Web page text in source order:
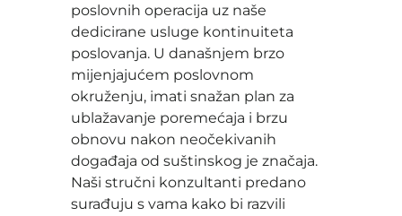
poslovnih operacija uz naše
dedicirane usluge kontinuiteta
poslovanja. U današnjem brzo
mijenjajućem poslovnom
okruženju, imati snažan plan za
ublažavanje poremećaja i brzu
obnovu nakon neočekivanih
događaja od suštinskog je značaja.
Naši stručni konzultanti predano
surađuju s vama kako bi razvili